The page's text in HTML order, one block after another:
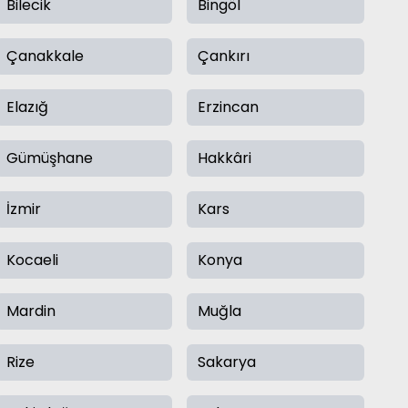
Bilecik Bingöl
Çanakkale Çankırı
Elazığ Erzincan
Gümüşhane Hakkâri
İzmir Kars
Kocaeli Konya
Mardin Muğla
Rize Sakarya